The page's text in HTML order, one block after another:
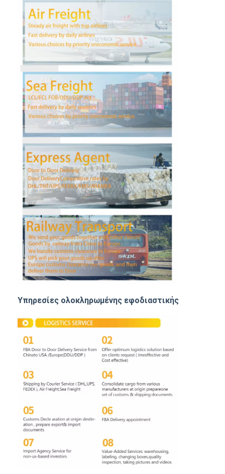
θαλάσσιο φορτίο
DDP Ναυτιλία από την Κίνα
ΦΟΡΤΙΟ ΡΑΓΩΝ
Ναυπηγεία στο Αμαζόνιο
Μεταφορές φορτηγών
Υπηρεσίες ολοκληρωμένης εφοδιαστικής